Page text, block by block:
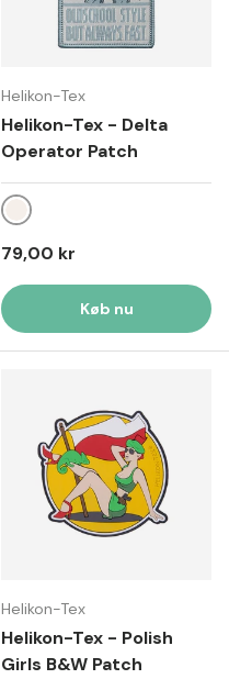
Helikon-Tex
Helikon-Tex - Delta
Operator Patch
Sand
Normal pris
79,00 kr
Køb nu
Helikon-Tex
Helikon-Tex - Polish
Girls B&W Patch